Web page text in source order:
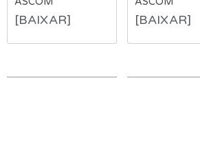
[BAIXAR] [BAIXAR]